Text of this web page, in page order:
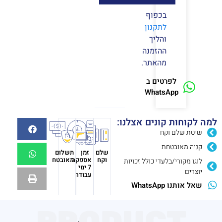
בכפוף
לתקנון
והליך
ההזמנה
מהאתר.
לפרטים ב
WhatsApp
למה לקוחות קונים אצלנו:
שיטת שלם וקח
קניה מאובטחת
לוגו מקורי/בלעדי כולל זכויות
יוצרים
שאל אותנו WhatsApp
שלם
וקח
זמן
אספקה
7 ימי
עבודה
תשלום
מאובטח